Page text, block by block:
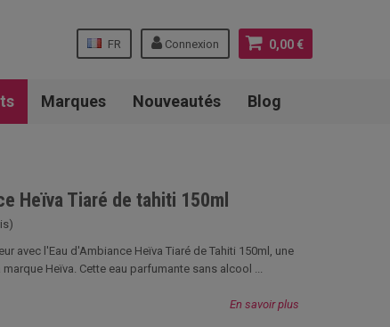
0,00 €
Connexion
FR
Marques Nouveautés Blog
Heïva Tiaré de tahiti 150ml
avec l'Eau d'Ambiance Heïva Tiaré de Tahiti 150ml, une
Heïva. Cette eau parfumante sans alcool ...
En savoir plus